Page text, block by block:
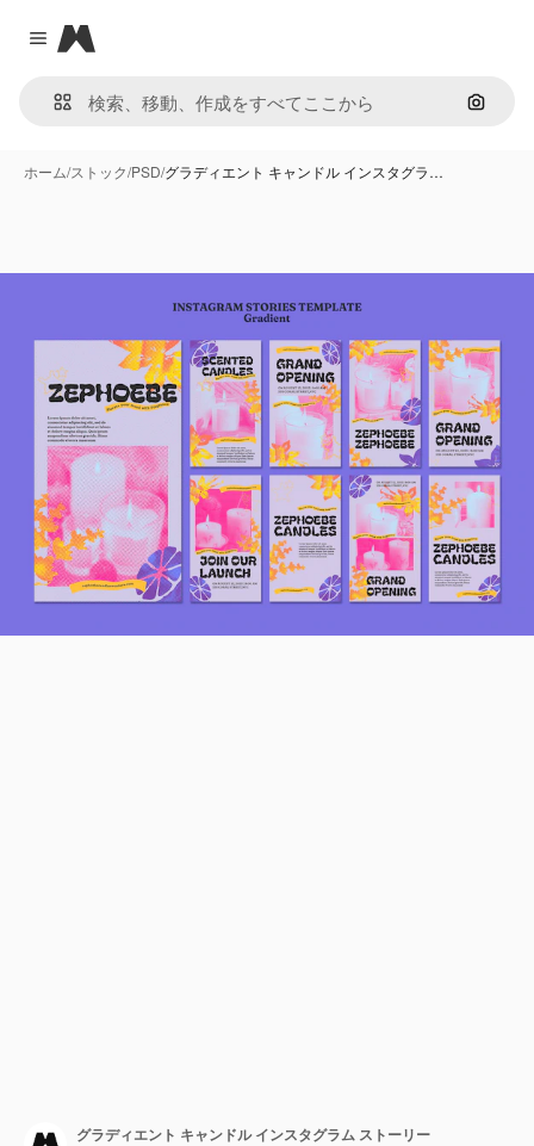
Close menu
Magnific
画像で
ホーム/ストック/PSD/グラディエント キャンドル インスタグラ…
グラディエント キャンドル インスタグラム ストーリー